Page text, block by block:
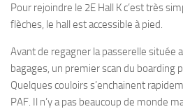
Pour rejoindre le 2E Hall K c’est très
flèches, le hall est accessible à pied.
Avant de regagner la passerelle située
bagages, un premier scan du boarding
Quelques couloirs s’enchainent
PAF. Il n’y a pas beaucoup de monde